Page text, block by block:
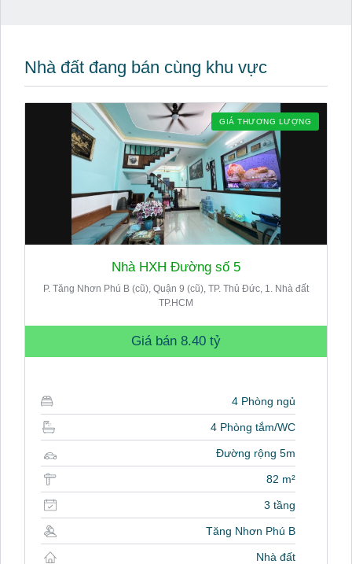
Nhà đất đang bán cùng khu vực
GIÁ THƯƠNG LƯỢNG
Nhà HXH Đường số 5
P. Tăng Nhơn Phú B (cũ), Quận 9 (cũ), TP. Thủ Đức, 1. Nhà đất
TP.HCM
Giá bán 8.40 tỷ
4 Phòng ngủ
4 Phòng tắm/WC
Đường rộng 5m
82 m²
3 tầng
Tăng Nhơn Phú B
Nhà đất